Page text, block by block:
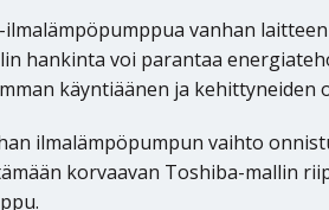
vanhan
hankinta voi parantaa
käyntiäänen ja kehittyneiden
ilmalämpöpumpun vaihto
korvaavan Toshiba-mallin